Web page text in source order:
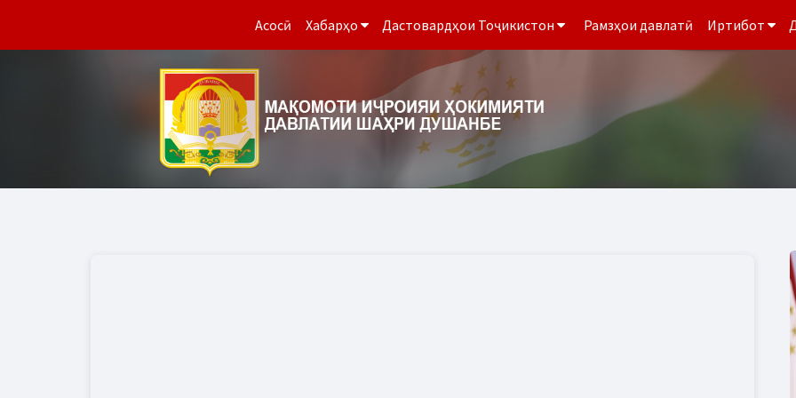
Асосӣ Хабарҳо Дастовардҳои Тоҷикистон Рамзҳои давлатӣ Иртибот